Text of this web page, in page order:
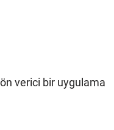
verici bir uygulama